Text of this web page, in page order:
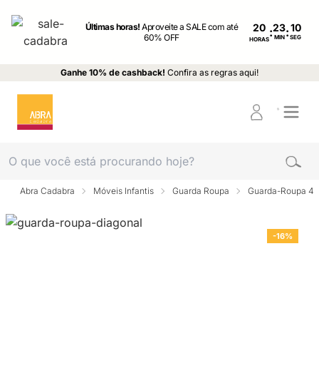
Últimas horas!Aproveite a SALE com até
60% OFF
20
HORAS: MIN : SEG
Ganhe 10% de cashback! Confira as regras aqui!
Abra Cadabra Móveis Infantis Guarda Roupa Guarda-Roupa 4
-16%